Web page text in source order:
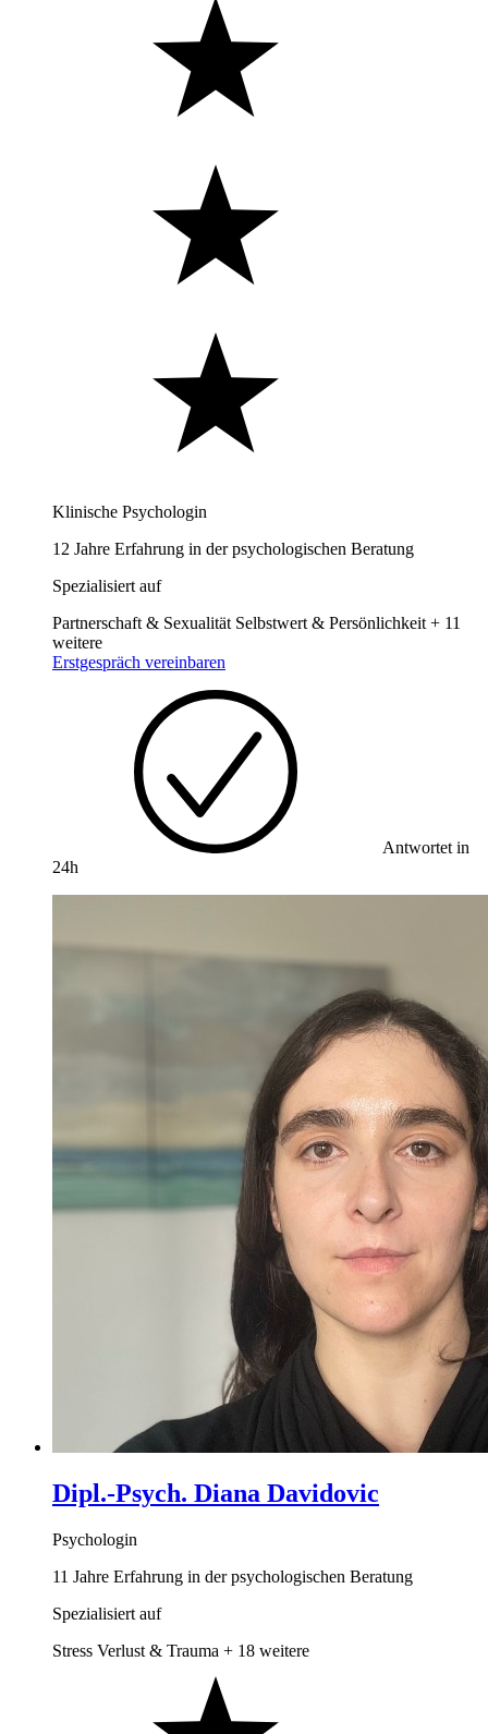
Klinische Psychologin
12 Jahre Erfahrung in der psychologischen Beratung
Spezialisiert auf
Partnerschaft & Sexualität Selbstwert & Persönlichkeit + 11
weitere
Erstgespräch vereinbaren
Antwortet in
24h
Dipl.-Psych. Diana Davidovic
Psychologin
11 Jahre Erfahrung in der psychologischen Beratung
Spezialisiert auf
Stress Verlust & Trauma + 18 weitere